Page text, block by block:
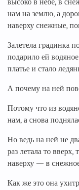
высоко в небе, в
нам на землю, а
наверху снежные,
Залетела градинка
подарило ей
платье и стало
А почему на ней
Потому что из
нам, а снова
Но ведь на ней не
раз летала то
наверху — в
Как же это она